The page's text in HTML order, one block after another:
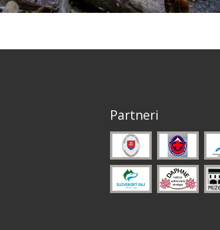
Partneri